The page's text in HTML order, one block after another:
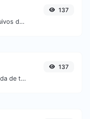
Converta facilmente arquivos de imagem BMP para JPG.
137
Codifique qualquer entrada de texto para formato de URL.
137